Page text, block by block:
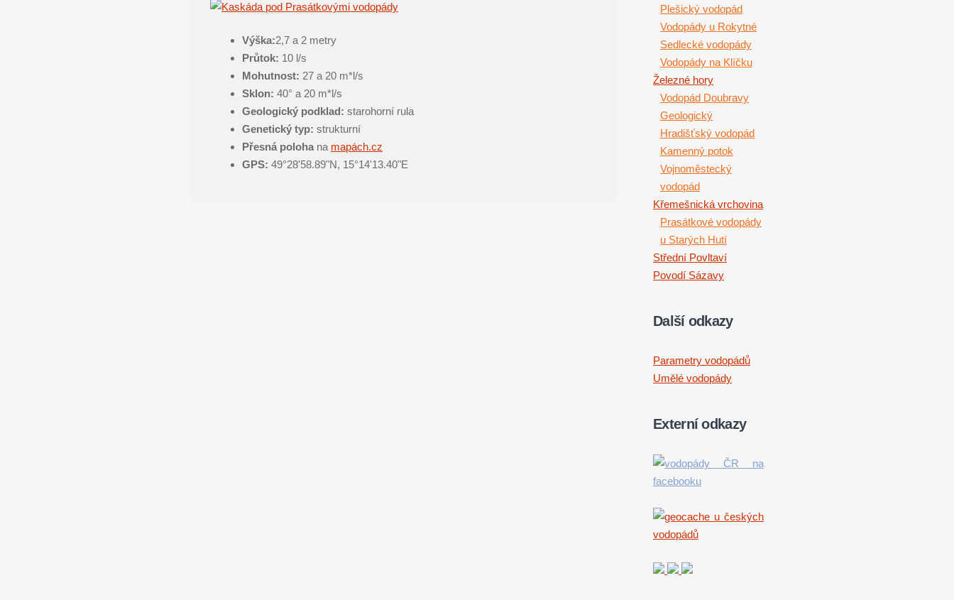
Výška:2,7 a 2 metry
Průtok: 10 l/s
Mohutnost: 27 a 20 m*l/s
Sklon: 40° a 20 m*l/s
Geologický podklad: starohorní rula
Genetický typ: strukturní
Přesná poloha na mapách.cz
GPS: 49°28'58.89"N, 15°14'13.40"E
Plešický vodopád
Vodopády u Rokytné
Sedlecké vodopády
Vodopády na Klíčku
Železné hory
Vodopád Doubravy
Geologický
Hradišťský vodopád
Kamenný potok
Vojnoměstecký
vodopád
Křemešnická vrchovina
Prasátkové vodopády
u Starých Hutí
Střední Povltaví
Povodí Sázavy
Další odkazy
Parametry vodopádů
Umělé vodopády
Externí odkazy